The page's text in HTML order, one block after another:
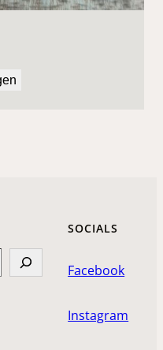
SOCIALS
Facebook
Instagram